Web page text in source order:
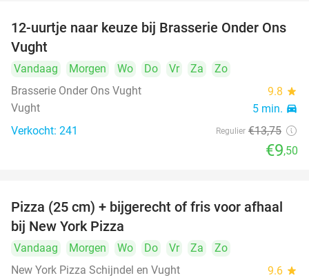
31%
12-uurtje naar keuze bij Brasserie Onder Ons
Vught
Vandaag Morgen Wo Do Vr Za
Zo
Brasserie Onder Ons Vught
9.8 star
Vught 5 min. directions_car
Verkocht: 241 Regulier €13,75
€9,50
48%
Pizza (25 cm) + bijgerecht of fris voor afhaal
bij New York Pizza
Vandaag Morgen Wo Do Vr Za
Zo
New York Pizza Schijndel en Vught
9.6 star